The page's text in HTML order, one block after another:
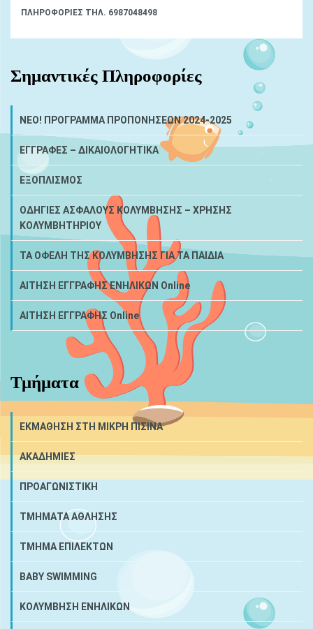
ΠΛΗΡΟΦΟΡΙΕΣ ΤΗΛ. 6987048498
Σημαντικές Πληροφορίες
NEO! ΠΡΟΓΡΑΜΜΑ ΠΡΟΠΟΝΗΣΕΩΝ 2024-2025
ΕΓΓΡΑΦΕΣ – ΔΙΚΑΙΟΛΟΓΗΤΙΚΑ
ΕΞΟΠΛΙΣΜΟΣ
ΟΔΗΓΙΕΣ ΑΣΦΑΛΟΥΣ ΚΟΛΥΜΒΗΣΗΣ – ΧΡΗΣΗΣ
ΚΟΛΥΜΒΗΤΗΡΙΟΥ
ΤΑ ΟΦΕΛΗ ΤΗΣ ΚΟΛΥΜΒΗΣΗΣ ΓΙΑ ΤΑ ΠΑΙΔΙΑ
ΑΙΤΗΣΗ ΕΓΓΡΑΦΗΣ ΕΝΗΛΙΚΩΝ Online
ΑΙΤΗΣΗ ΕΓΓΡΑΦΗΣ Online
Τμήματα
ΕΚΜΑΘΗΣΗ ΣΤΗ ΜΙΚΡΗ ΠΙΣΙΝΑ
ΑΚΑΔΗΜΙΕΣ
ΠΡΟΑΓΩΝΙΣΤΙΚΗ
ΤΜΗΜΑΤΑ ΑΘΛΗΣΗΣ
ΤΜΗΜΑ ΕΠΙΛΕΚΤΩΝ
BABY SWIMMING
ΚΟΛΥΜΒΗΣΗ ΕΝΗΛΙΚΩΝ